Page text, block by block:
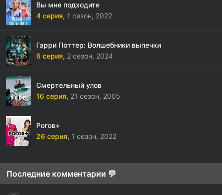
Вы мне подходите
4 серия, 1 сезон, 2022
Гарри Поттер: Волшебники выпечки
6 серия, 2 сезон, 2024
Смертельный улов
16 серия, 21 сезон, 2005
Рогов+
26 серия, 1 сезон, 2022
Последние комментарии 💬